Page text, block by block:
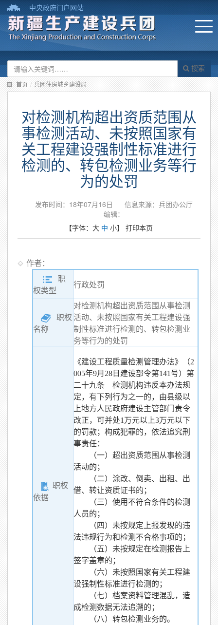
中央政府门户网站
搜索
首页 / 兵团住房城乡建设局
对检测机构超出资质范围从
事检测活动、未按照国家有
关工程建设强制性标准进行
检测的、转包检测业务等行
为的处罚
发布时间：18年07月16日
信息来源：兵团办公厅
编辑：
【字体： 大 中 小】 打印本页
作者：
职
权类型
行政处罚
职权
名称
对检测机构超出资质范围从事检测
活动、未按照国家有关工程建设强
制性标准进行检测的、转包检测业
务等行为的处罚
职权
依据
《建设工程质量检测管理办法》（2
005年9月28日建设部令第141号）第
二十九条 检测机构违反本办法规
定，有下列行为之一的，由县级以
上地方人民政府建设主管部门责令
改正，可并处1万元以上3万元以下
的罚款；构成犯罪的，依法追究刑
事责任：
（一）超出资质范围从事检测
活动的；
（二）涂改、倒卖、出租、出
借、转让资质证书的；
（三）使用不符合条件的检测
人员的；
（四）未按规定上报发现的违
法违规行为和检测不合格事项的；
（五）未按规定在检测报告上
签字盖章的；
（六）未按照国家有关工程建
设强制性标准进行检测的；
（七）档案资料管理混乱，造
成检测数据无法追溯的；
（八）转包检测业务的。